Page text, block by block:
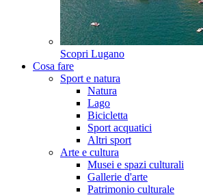
Scopri Lugano
Cosa fare
Sport e natura
Natura
Lago
Bicicletta
Sport acquatici
Altri sport
Arte e cultura
Musei e spazi culturali
Gallerie d'arte
Patrimonio culturale